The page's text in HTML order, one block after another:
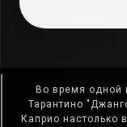
Во время одной
Тарантино
Каприо настолько